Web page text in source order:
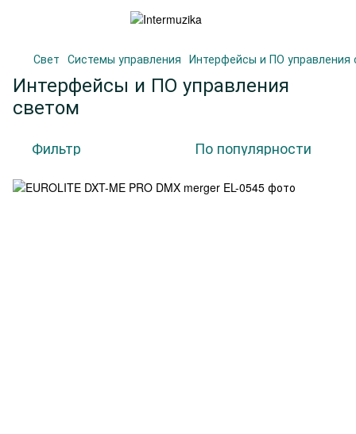
Свет Системы управления Интерфейсы и ПО управления
Интерфейсы и ПО управления
светом
Фильтр По популярности